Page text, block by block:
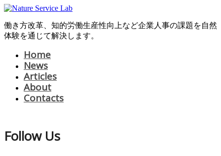
働き方改革、知的労働生産性向上など企業人事の課題を自然
体験を通じて解決します。
Home
News
Articles
About
Contacts
Follow Us